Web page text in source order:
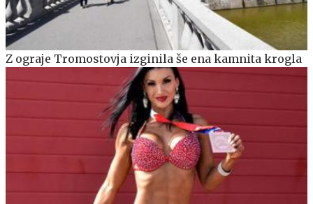
Z ograje Tromostovja izginila še ena kamnita krogla